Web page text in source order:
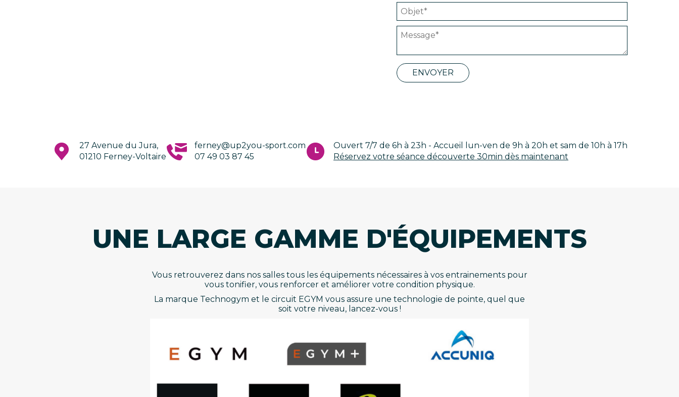
ENVOYER
27 Avenue du Jura,
01210 Ferney-Voltaire
ferney@up2you-sport.com
07 49 03 87 45
Ouvert 7/7 de 6h à 23h - Accueil lun-ven de 9h à 20h et sam de 10h à 17h
Réservez votre séance découverte 30min dès maintenant
UNE LARGE GAMME D'ÉQUIPEMENTS
Vous retrouverez dans nos salles tous les équipements nécessaires à vos entrainements pour
vous tonifier, vous renforcer et améliorer votre condition physique.
La marque Technogym et le circuit EGYM vous assure une technologie de pointe, quel que
soit votre niveau, lancez-vous !